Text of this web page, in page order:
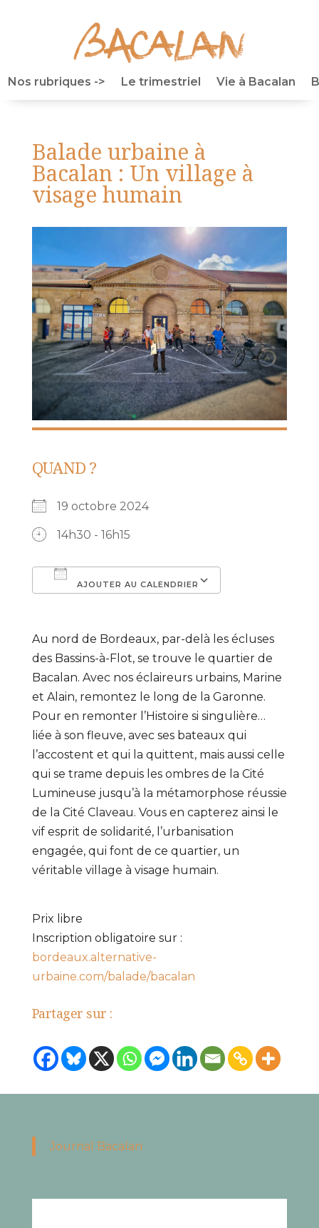
Nos rubriques -> Le trimestriel Vie à Bacalan
Balade urbaine à
Bacalan : Un village à
visage humain
QUAND ?
19 octobre 2024
14h30 - 16h15
AJOUTER AU CALENDRIER
Au nord de Bordeaux, par-delà les écluses
des Bassins-à-Flot, se trouve le quartier de
Bacalan. Avec nos éclaireurs urbains, Marine
et Alain, remontez le long de la Garonne.
Pour en remonter l’Histoire si singulière…
liée à son fleuve, avec ses bateaux qui
l’accostent et qui la quittent, mais aussi celle
qui se trame depuis les ombres de la Cité
Lumineuse jusqu’à la métamorphose réussie
de la Cité Claveau. Vous en capterez ainsi le
vif esprit de solidarité, l’urbanisation
engagée, qui font de ce quartier, un
véritable village à visage humain.
Prix libre
Inscription obligatoire sur :
bordeaux.alternative-
urbaine.com/balade/bacalan
Partager sur :
Journal Bacalan